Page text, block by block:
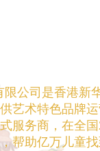
公司是香港新
艺术特色品牌
服务商，在全
帮助亿万儿童